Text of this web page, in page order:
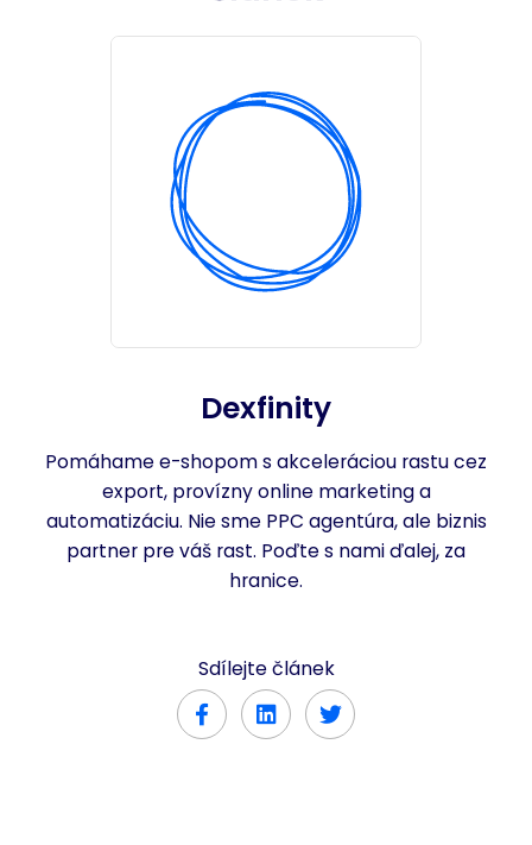
Dexfinity
Pomáhame e-shopom s akceleráciou rastu cez
export, provízny online marketing a
automatizáciu. Nie sme PPC agentúra, ale biznis
partner pre váš rast. Poďte s nami ďalej, za
hranice.
Sdílejte článek